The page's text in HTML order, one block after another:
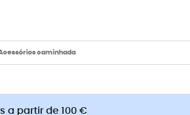
caminhada
a partir de 100 €